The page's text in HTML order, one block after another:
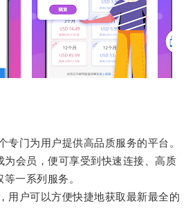
门为用户提供高品质服务的平台。
会员，便可享受到快速连接、高质
一系列服务。
户可以方便快捷地获取最新最全的